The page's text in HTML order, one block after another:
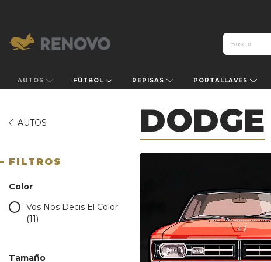
AUTOS FÚTBOL REPISAS PORTALLAVES
AUTOS
FILTROS
Color
Vos Nos Decis El Color
(11)
Tamaño
DODGE